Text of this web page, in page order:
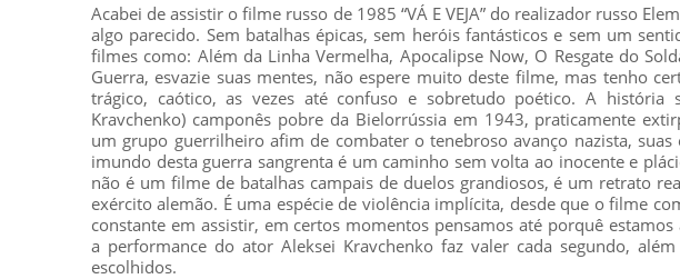
Acabei de assistir o filme russo de 1985 “VÁ E VEJA” do realizador russo
algo parecido. Sem batalhas épicas, sem heróis fantásticos e sem um
filmes como: Além da Linha Vermelha, Apocalipse Now, O Resgate do
Guerra, esvazie suas mentes, não espere muito deste filme, mas tenho
trágico, caótico, as vezes até confuso e sobretudo poético. A história
Kravchenko) camponês pobre da Bielorrússia em 1943, praticamente
um grupo guerrilheiro afim de combater o tenebroso avanço nazista,
imundo desta guerra sangrenta é um caminho sem volta ao inocente e
não é um filme de batalhas campais de duelos grandiosos, é um retrato
exército alemão. É uma espécie de violência implícita, desde que o filme
constante em assistir, em certos momentos pensamos até porquê
a performance do ator Aleksei Kravchenko faz valer cada segundo,
escolhidos.